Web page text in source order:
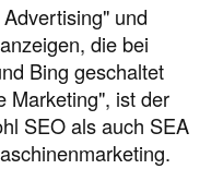
und
die bei
Bing geschaltet
Marketing", ist der
SEO als auch SEA